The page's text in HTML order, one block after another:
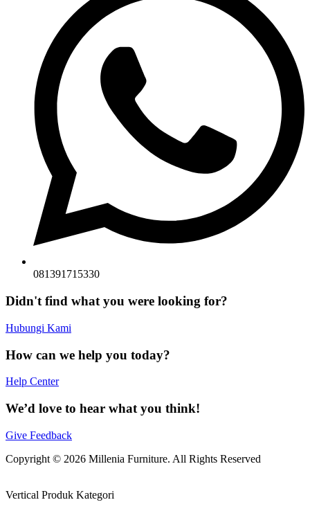
081391715330
Didn't find what you were looking for?
Hubungi Kami
How can we help you today?
Help Center
We’d love to hear what you think!
Give Feedback
Copyright © 2026 Millenia Furniture. All Rights Reserved
Vertical Produk Kategori